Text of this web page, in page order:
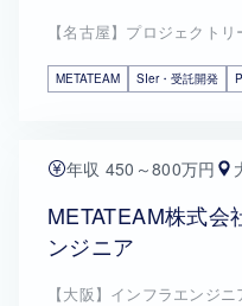
【名古屋】プロジェクトリ
METATEAM SIer・受託開発
年収 450～800万円
METATEAM株式会
ンジニア
【大阪】インフラエンジニ